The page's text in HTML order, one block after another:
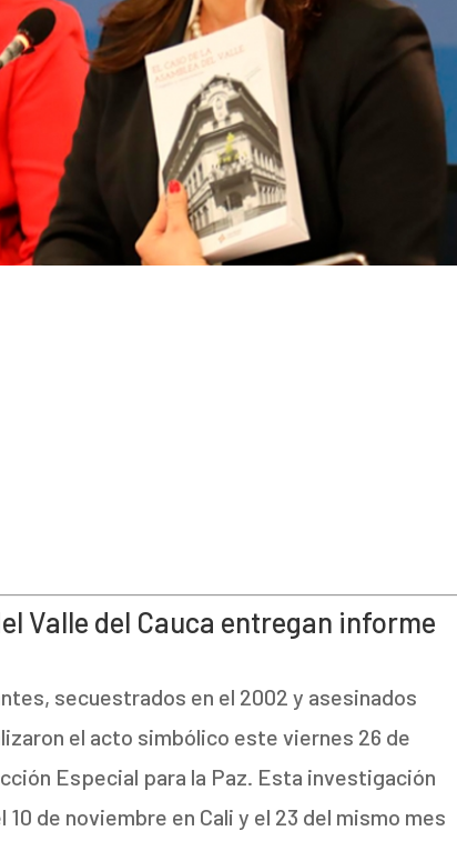
Valle del Cauca entregan informe
secuestrados en el 2002 y asesinados
el acto simbólico este viernes 26 de
Especial para la Paz. Esta investigación
de noviembre en Cali y el 23 del mismo mes